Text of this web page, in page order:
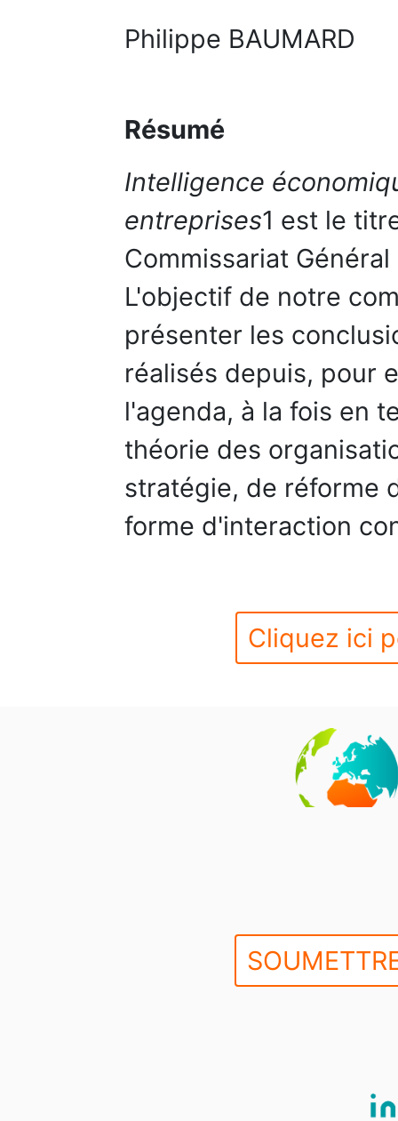
Philippe BAUMARD
Résumé
Intelligence
entreprises1 est le
Commissariat
L'objectif de notre
présenter les
réalisés depuis, pour
l'agenda, à la fois en
théorie des
stratégie, de réforme
forme d'interaction
Cliquez ici